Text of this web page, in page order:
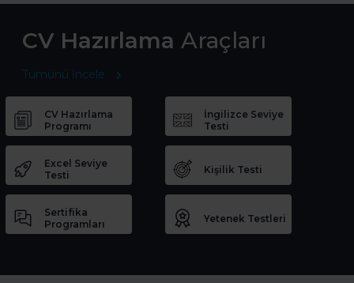
CV Hazırlama Araçları
Tümünü İncele
CV Hazırlama
Programı
İngilizce Seviye
Testi
Excel Seviye
Testi
Kişilik Testi
Sertifika
Programları
Yetenek Testleri